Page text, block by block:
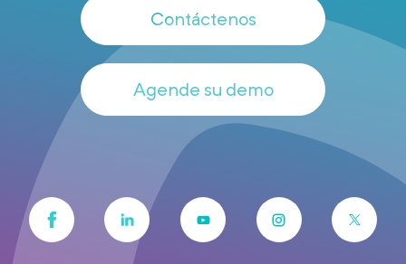
Contáctenos
Agende su demo